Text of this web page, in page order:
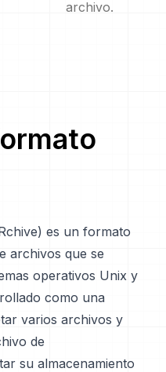
archivo.
es un formato
archivos que se
operativos Unix y
como una
varios archivos y
de
su almacenamiento